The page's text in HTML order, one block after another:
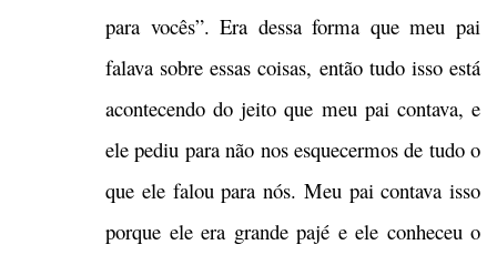
para vocês”. Era dessa forma que meu pai
falava sobre essas coisas, então tudo isso está
acontecendo do jeito que meu pai contava, e
ele pediu para não nos esquecermos de tudo o
que ele falou para nós. Meu pai contava isso
porque ele era grande pajé e ele conheceu o